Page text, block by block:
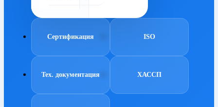
Сертификация ISO
Тех. документация ХАССП